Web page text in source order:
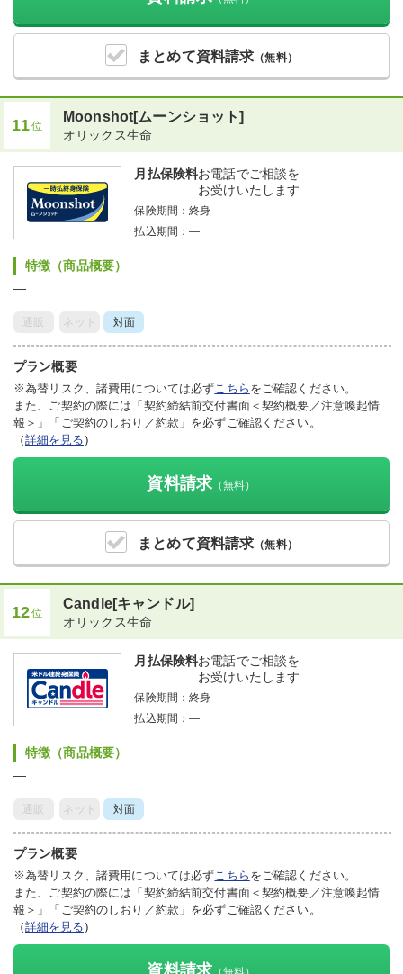
まとめて資料請求 （無料）
※コース変更時における保障額が所定の金額を下回る場合には、
ご希望のコースへの変更を取り扱えない場合があります。
11位
まとめて資料請求 （無料）
Moonshot[ムーンショット]
オリックス生命
資料請求 （無料）
月払保険料お電話でご相談を
お受けいたします
保険期間：終身
払込期間：―
特徴（商品概要）
―
通販 ネット 対面
プラン概要
※為替リスク、諸費用については必ず こちら をご確認ください。
また、ご契約の際には「契約締結前交付書面＜契約概要／注意喚起情
報＞」「ご契約のしおり／約款」を必ずご確認ください。
（詳細を見る ）
12位
Candle[キャンドル]
オリックス生命
月払保険料お電話でご相談を
お受けいたします
保険期間：終身
払込期間：―
特徴（商品概要）
―
通販 ネット 対面
プラン概要
※為替リスク、諸費用については必ず こちら をご確認ください。
また、ご契約の際には「契約締結前交付書面＜契約概要／注意喚起情
報＞」「ご契約のしおり／約款」を必ずご確認ください。
（詳細を見る ）